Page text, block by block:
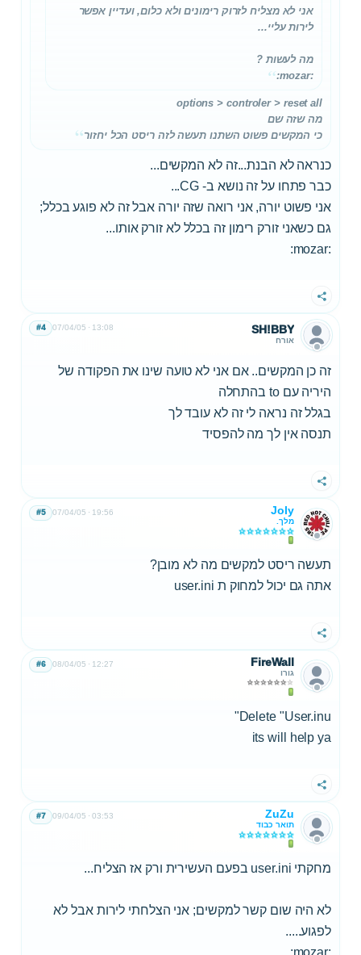
אני לא מצליח לזרוק רימונים ולא כלום, ועדיין אפשר
לירות עליי...
מה לעשות ?
:mozar:
options > controler > reset all
מה שזה שם
כי המקשים פשוט השתנו תעשה לזה ריסט הכל יחזור
כנראה לא הבנת...זה לא המקשים...
כבר פתחו על זה נושא ב- CG...
אני פשוט יורה, אני רואה שזה יורה אבל זה לא פוגע בכלל;
גם כשאני זורק רימון זה בכלל לא זורק אותו...
:mozar:
שתף
SH!BBY
אורח
07/04/05 13:08
#4
זה כן המקשים.. אם אני לא טועה שינו את הפקודה של
היריה עם to בהתחלה
בגלל זה נראה לי זה לא עובד לך
תנסה אין לך מה להפסיד
שתף
Joly
מלך.
07/04/05 19:56
#5
תעשה ריסט למקשים מה לא מובן?
אתה גם יכול למחוק ת user.ini
שתף
FireWall
גורו
08/04/05 12:27
#6
Delete "User.inu"
its will help ya
שתף
ZuZu
תואר כבוד
09/04/05 03:53
#7
מחקתי user.ini בפעם העשירית ורק אז הצליח...
לא היה שום קשר למקשים; אני הצלחתי לירות אבל לא
לפגוע.....
:mozar: